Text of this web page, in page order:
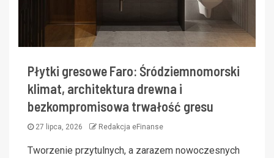
Płytki gresowe Faro: Śródziemnomorski
klimat, architektura drewna i
bezkompromisowa trwałość gresu
27 lipca, 2026 Redakcja eFinanse
Tworzenie przytulnych, a zarazem nowoczesnych